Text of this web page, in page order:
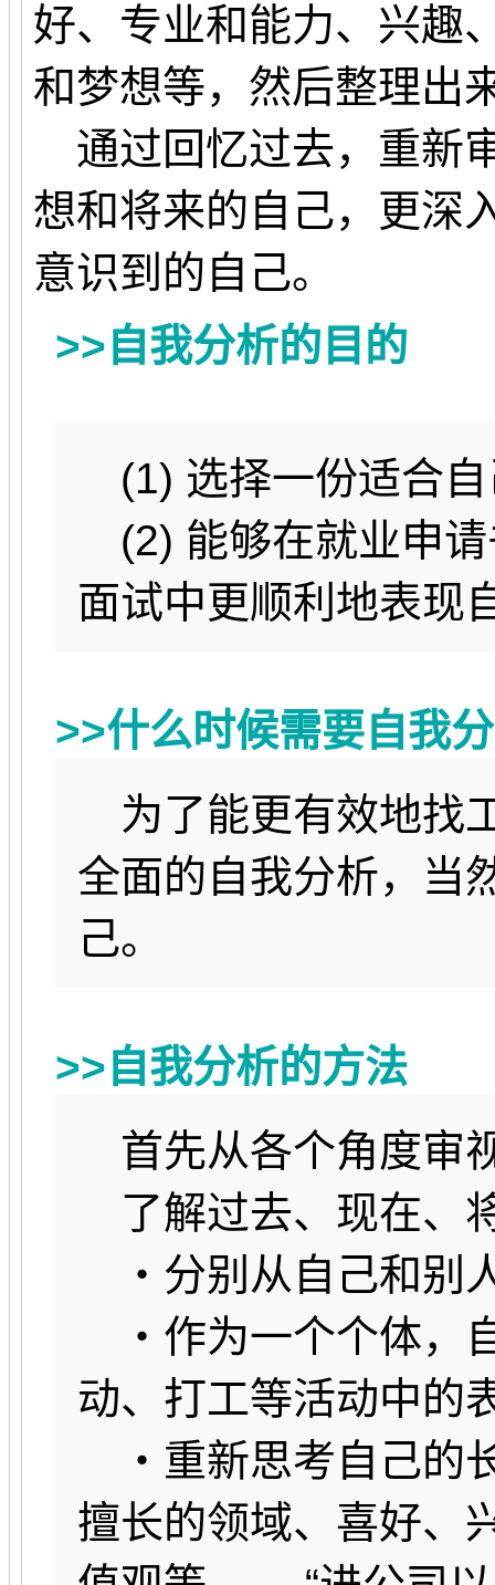
好、专业和能力、兴趣
和梦想等，然后整理出
通过回忆过去，重新
想和将来的自己，更深
意识到的自己。
>>自我分析的目的
(1) 选择一份适合自
(2) 能够在就业申请
面试中更顺利地表现
>>什么时候需要自我
为了能更有效地找
全面的自我分析，当
己。
>>自我分析的方法
首先从各个角度审
了解过去、现在、
・分别从自己和别
・作为一个个体，
动、打工等活动中的
・重新思考自己的
擅长的领域、喜好、